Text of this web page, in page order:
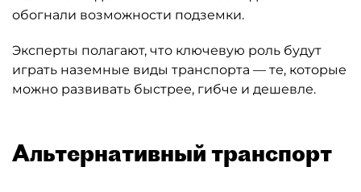
обогнали возможности подземки.
Эксперты полагают, что ключевую роль будут
играть наземные виды транспорта — те, которые
можно развивать быстрее, гибче и дешевле.
Альтернативный транспорт